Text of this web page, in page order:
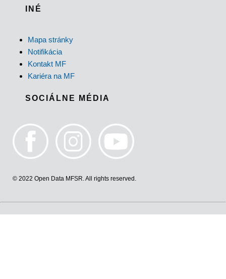
INÉ
Mapa stránky
Notifikácia
Kontakt MF
Kariéra na MF
SOCIÁLNE MÉDIA
© 2022 Open Data MFSR. All rights reserved.